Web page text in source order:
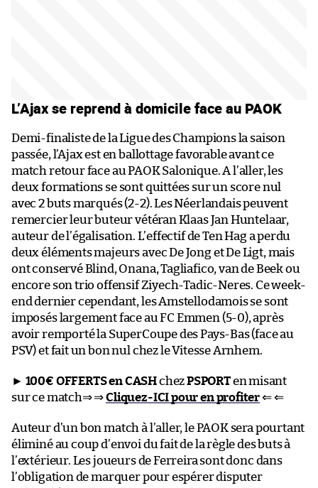
L’Ajax se reprend à domicile face au PAOK
Demi-finaliste de la Ligue des Champions la saison
passée, l’Ajax est en ballottage favorable avant ce
match retour face au PAOK Salonique. A l’aller, les
deux formations se sont quittées sur un score nul
avec 2 buts marqués (2-2). Les Néerlandais peuvent
remercier leur buteur vétéran Klaas Jan Huntelaar,
auteur de l’égalisation. L’effectif de Ten Hag a perdu
deux éléments majeurs avec De Jong et De Ligt, mais
ont conservé Blind, Onana, Tagliafico, van de Beek ou
encore son trio offensif Ziyech-Tadic-Neres. Ce week-
end dernier cependant, les Amstellodamois se sont
imposés largement face au FC Emmen (5-0), après
avoir remporté la SuperCoupe des Pays-Bas (face au
PSV) et fait un bon nul chez le Vitesse Arnhem.
► 100€ OFFERTS en CASHchezPSPORTen misant
sur ce match⇒ ⇒Cliquez-ICI pour en profiter⇐ ⇐
Auteur d’un bon match à l’aller, le PAOK sera pourtant
éliminé au coup d’envoi du fait de la règle des buts à
l’extérieur. Les joueurs de Ferreira sont donc dans
l’obligation de marquer pour espérer disputer